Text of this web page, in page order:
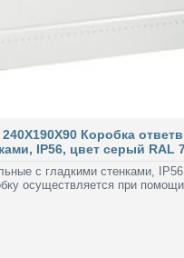
Коробка
IP56, цвет серый RAL
с гладкими стенками,
осуществляется при